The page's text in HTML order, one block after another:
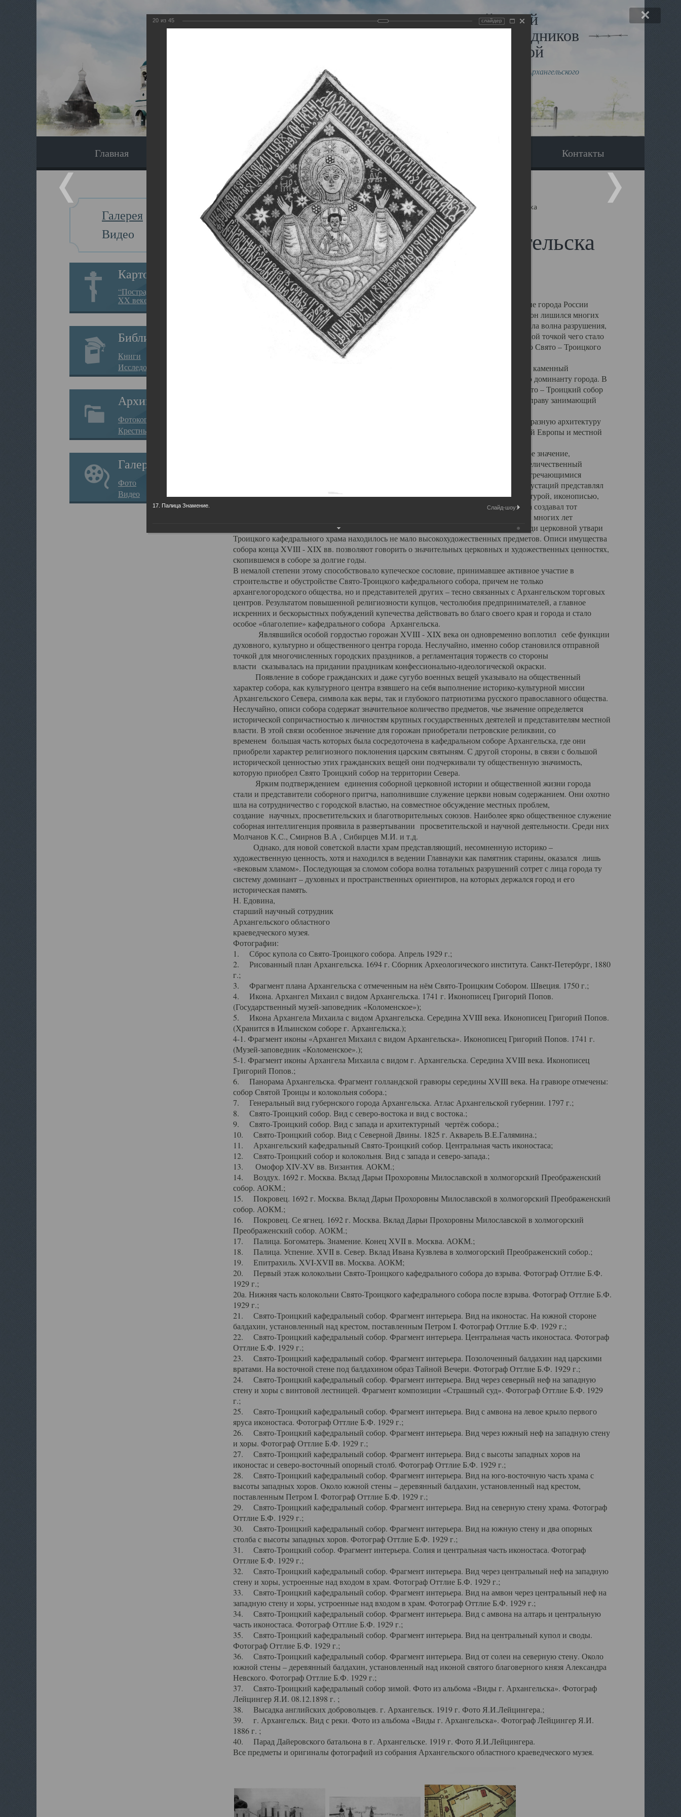
Виртуальный музей
Новомучеников и исповедников
Земли Архангельской
Сайт создан по благословлению митрополита Архангельского
Главная Наследники Галерея Контакты
Галерея
Видео
Картотека
“Пострадавшие за веру в
XX веке на Севере”
Библиотека
Книги
Исследования
Архив
Фотокопии дел
Крестные ходы
Галерея
Фото
Видео
Главная Галерея Храмы-мученики Архангельска Свято-Троицкий собор Архангельска
Свято-Троицкий собор Архангельска
Свято-Троицкий собор Архангельска
Сегодня мы можем говорить, что Архангельск в большей мере, чем другие губернские города России
пострадал от целенаправленных систематических разрушений, в результате которых он лишился многих
выдающихся памятников архитектуры. Больше всего по старому Архангельску ударила волна разрушения,
вызванная борьбой с религией, набравшая особую силу в конце 20 –х годов. Отправной точкой чего стало
разрушение православного центра архангельской губернии - ансамбля кафедрального Свято – Троицкого
Возникнув в начале XVIII века в центре Архангельска, величественный каменный
двухэтажный Троицкий собор, сразу превратился в зрительную и градостроительную доминанту города. В
XVIII веке по масштабам ему не было равных на Севере. Вплоть до разрушения Свято – Троицкий собор
оставался самым высоким и значительным из городских строений Архангельска, по праву занимающий
Один из самых больших и светлых соборов России воплотил в себе яркую и своеобразную архитектуру
портового города с отраженными в ней архитектурными течениями России, Западной Европы и местной
Масштабность, благолепие и богатство собора, вполне оправдывали его кафедральное значение,
заслуженно выделяя из многочисленных культовых построек города. Обширный и величественный
иконостас украшенный колоннами ионического стиля, с единственными нигде не встречающимися
царскими вратами, изящным фронтоном и множеством резных, символических инкрустаций представлял
собой поистине художественную ценность. В совокупности же с живописью, скульптурой, иконописью,
шитьем, многочисленными предметами церковной утвари интерьер Троицкого храма создавал тот
неповторимый красочный ансамбль декоративного убранства собора, на протяжении многих лет
поражающий воображение своих посетителей. В соборной ризнице, библиотеке, среди церковной утвари
Троицкого кафедрального храма находилось не мало высокохудожественных предметов. Описи имущества
собора конца XVIII - XIX вв. позволяют говорить о значительных церковных и художественных ценностях,
скопившемся в соборе за долгие годы.
В немалой степени этому способствовало купеческое сословие, принимавшее активное участие в
строительстве и обустройстве Свято-Троицкого кафедрального собора, причем не только
архангелогородского общества, но и представителей других – тесно связанных с Архангельском торговых
центров. Результатом повышенной религиозности купцов, честолюбия предпринимателей, а главное
искренних и бескорыстных побуждений купечества действовать во благо своего края и города и стало
особое «благолепие» кафедрального собора Архангельска.
Являвшийся особой гордостью горожан XVIII - XIX века он одновременно воплотил себе функции
духовного, культурно и общественного центра города. Неслучайно, именно собор становился отправной
точкой для многочисленных городских праздников, а регламентация торжеств со стороны
власти сказывалась на придании праздникам конфессионально-идеологической окраски.
Появление в соборе гражданских и даже сугубо военных вещей указывало на общественный
характер собора, как культурного центра взявшего на себя выполнение историко-культурной миссии
Архангельского Севера, символа как веры, так и глубокого патриотизма русского православного общества.
Неслучайно, описи собора содержат значительное количество предметов, чье значение определяется
исторической сопричастностью к личностям крупных государственных деятелей и представителям местной
власти. В этой связи особенное значение для горожан приобретали петровские реликвии, со
временем большая часть которых была сосредоточена в кафедральном соборе Архангельска, где они
приобрели характер религиозного поклонения царским святыням. С другой стороны, в связи с большой
исторической ценностью этих гражданских вещей они подчеркивали ту общественную значимость,
которую приобрел Свято Троицкий собор на территории Севера.
Ярким подтверждением единения соборной церковной истории и общественной жизни города
стали и представители соборного притча, наполнившие служение церкви новым содержанием. Они охотно
шла на сотрудничество с городской властью, на совместное обсуждение местных проблем,
создание научных, просветительских и благотворительных союзов. Наиболее ярко общественное служение
соборная интеллигенция проявила в развертывании просветительской и научной деятельности. Среди них
Молчанов К.С., Смирнов В.А , Сибирцев М.И. и т.д.
Однако, для новой советской власти храм представляющий, несомненную историко –
художественную ценность, хотя и находился в ведении Главнауки как памятник старины, оказался лишь
«вековым хламом». Последующая за сломом собора волна тотальных разрушений сотрет с лица города ту
систему доминант – духовных и пространственных ориентиров, на которых держался город и его
историческая память.
Н. Едовина,
старший научный сотрудник
Архангельского областного
краеведческого музея.
Фотографии:
1. Сброс купола со Свято-Троицкого собора. Апрель 1929 г.;
2. Рисованный план Архангельска. 1694 г. Сборник Археологического института. Санкт-Петербург, 1880
г.;
3. Фрагмент плана Архангельска с отмеченным на нём Свято-Троицким Собором. Швеция. 1750 г.;
4. Икона. Архангел Михаил с видом Архангельска. 1741 г. Иконописец Григорий Попов.
(Государственный музей-заповедник «Коломенское»);
5. Икона Архангела Михаила с видом Архангельска. Середина XVIII века. Иконописец Григорий Попов.
(Хранится в Ильинском соборе г. Архангельска.);
4-1. Фрагмент иконы «Архангел Михаил с видом Архангельска». Иконописец Григорий Попов. 1741 г.
(Музей-заповедник «Коломенское».);
5-1. Фрагмент иконы Архангела Михаила с видом г. Архангельска. Середина XVIII века. Иконописец
Григорий Попов.;
6. Панорама Архангельска. Фрагмент голландской гравюры середины XVIII века. На гравюре отмечены:
собор Святой Троицы и колокольня собора.;
7. Генеральный вид губернского города Архангельска. Атлас Архангельской губернии. 1797 г.;
8. Свято-Троицкий собор. Вид с северо-востока и вид с востока.;
9. Свято-Троицкий собор. Вид с запада и архитектурный чертёж собора.;
10. Свято-Троицкий собор. Вид с Северной Двины. 1825 г. Акварель В.Е.Галямина.;
11. Архангельский кафедральный Свято-Троицкий собор. Центральная часть иконостаса;
12. Свято-Троицкий собор и колокольня. Вид с запада и северо-запада.;
13. Омофор XIV-XV вв. Византия. АОКМ.;
14. Воздух. 1692 г. Москва. Вклад Дарьи Прохоровны Милославской в холмогорский Преображенский
собор. АОКМ.;
15. Покровец. 1692 г. Москва. Вклад Дарьи Прохоровны Милославской в холмогорский Преображенский
собор. АОКМ.;
16. Покровец. Се ягнец. 1692 г. Москва. Вклад Дарьи Прохоровны Милославской в холмогорский
Преображенский собор. АОКМ.;
17. Палица. Богоматерь. Знамение. Конец XVII в. Москва. АОКМ.;
18. Палица. Успение. XVII в. Север. Вклад Ивана Кузвлева в холмогорский Преображенский собор.;
19. Епитрахиль. XVI-XVII вв. Москва. АОКМ;
20. Первый этаж колокольни Свято-Троицкого кафедрального собора до взрыва. Фотограф Оттлие Б.Ф.
1929 г.;
20а. Нижняя часть колокольни Свято-Троицкого кафедрального собора после взрыва. Фотограф Оттлие Б.Ф.
1929 г.;
21. Свято-Троицкий кафедральный собор. Фрагмент интерьера. Вид на иконостас. На южной стороне
балдахин, установленный над крестом, поставленным Петром I. Фотограф Оттлие Б.Ф. 1929 г.;
22. Свято-Троицкий кафедральный собор. Фрагмент интерьера. Центральная часть иконостаса. Фотограф
Оттлие Б.Ф. 1929 г.;
23. Свято-Троицкий кафедральный собор. Фрагмент интерьера. Позолоченный балдахин над царскими
вратами. На восточной стене под балдахином образ Тайной Вечери. Фотограф Оттлие Б.Ф. 1929 г.;
24. Свято-Троицкий кафедральный собор. Фрагмент интерьера. Вид через северный неф на западную
стену и хоры с винтовой лестницей. Фрагмент композиции «Страшный суд». Фотограф Оттлие Б.Ф. 1929
г.;
25. Свято-Троицкий кафедральный собор. Фрагмент интерьера. Вид с амвона на левое крыло первого
яруса иконостаса. Фотограф Оттлие Б.Ф. 1929 г.;
26. Свято-Троицкий кафедральный собор. Фрагмент интерьера. Вид через южный неф на западную стену
и хоры. Фотограф Оттлие Б.Ф. 1929 г.;
27. Свято-Троицкий кафедральный собор. Фрагмент интерьера. Вид с высоты западных хоров на
иконостас и северо-восточный опорный столб. Фотограф Оттлие Б.Ф. 1929 г.;
28. Свято-Троицкий кафедральный собор. Фрагмент интерьера. Вид на юго-восточную часть храма с
высоты западных хоров. Около южной стены – деревянный балдахин, установленный над крестом,
поставленным Петром I. Фотограф Оттлие Б.Ф. 1929 г.;
29. Свято-Троицкий кафедральный собор. Фрагмент интерьера. Вид на северную стену храма. Фотограф
Оттлие Б.Ф. 1929 г.;
30. Свято-Троицкий кафедральный собор. Фрагмент интерьера. Вид на южную стену и два опорных
столба с высоты западных хоров. Фотограф Оттлие Б.Ф. 1929 г.;
31. Свято-Троицкий собор. Фрагмент интерьера. Солия и центральная часть иконостаса. Фотограф
Оттлие Б.Ф. 1929 г.;
32. Свято-Троицкий кафедральный собор. Фрагмент интерьера. Вид через центральный неф на западную
стену и хоры, устроенные над входом в храм. Фотограф Оттлие Б.Ф. 1929 г.;
33. Свято-Троицкий кафедральный собор. Фрагмент интерьера. Вид на амвон через центральный неф на
западную стену и хоры, устроенные над входом в храм. Фотограф Оттлие Б.Ф. 1929 г.;
34. Свято-Троицкий кафедральный собор. Фрагмент интерьера. Вид с амвона на алтарь и центральную
часть иконостаса. Фотограф Оттлие Б.Ф. 1929 г.;
35. Свято-Троицкий кафедральный собор. Фрагмент интерьера. Вид на центральный купол и своды.
Фотограф Оттлие Б.Ф. 1929 г.;
36. Свято-Троицкий кафедральный собор. Фрагмент интерьера. Вид от солеи на северную стену. Около
южной стены – деревянный балдахин, установленный над иконой святого благоверного князя Александра
Невского. Фотограф Оттлие Б.Ф. 1929 г.;
37. Свято-Троицкий кафедральный собор зимой. Фото из альбома «Виды г. Архангельска». Фотограф
Лейцингер Я.И. 08.12.1898 г. ;
38. Высадка английских добровольцев. г. Архангельск. 1919 г. Фото Я.И.Лейцингера.;
39. г. Архангельск. Вид с реки. Фото из альбома «Виды г. Архангельска». Фотограф Лейцингер Я.И.
1886 г. ;
40. Парад Дайеровского батальона в г. Архангельске. 1919 г. Фото Я.И.Лейцингера.
Все предметы и оригиналы фотографий из собрания Архангельского областного краеведческого музея.
20 из 45 слайдер
17. Палица Знамение. Слайд-шоу: